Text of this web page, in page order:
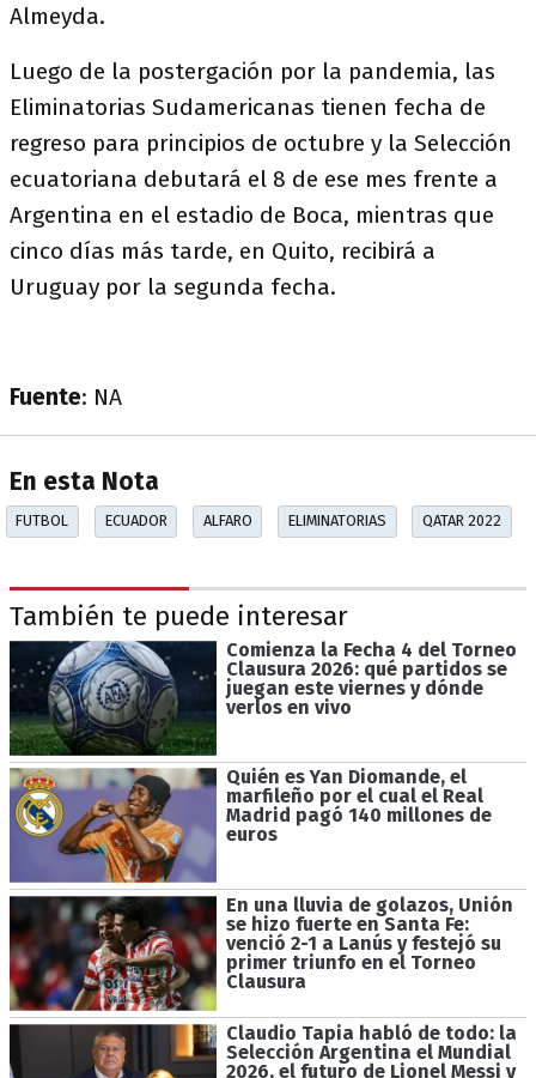
Almeyda.
Luego de la postergación por la pandemia, las
Eliminatorias Sudamericanas tienen fecha de
regreso para principios de octubre y la Selección
ecuatoriana debutará el 8 de ese mes frente a
Argentina en el estadio de Boca, mientras que
cinco días más tarde, en Quito, recibirá a
Uruguay por la segunda fecha.
Fuente: NA
En esta Nota
FUTBOL ECUADOR ALFARO ELIMINATORIAS QATAR 2022
También te puede interesar
Comienza la Fecha 4 del Torneo
Clausura 2026: qué partidos se
juegan este viernes y dónde
verlos en vivo
Quién es Yan Diomande, el
marfileño por el cual el Real
Madrid pagó 140 millones de
euros
En una lluvia de golazos, Unión
se hizo fuerte en Santa Fe:
venció 2-1 a Lanús y festejó su
primer triunfo en el Torneo
Clausura
Claudio Tapia habló de todo: la
Selección Argentina el Mundial
2026, el futuro de Lionel Messi y